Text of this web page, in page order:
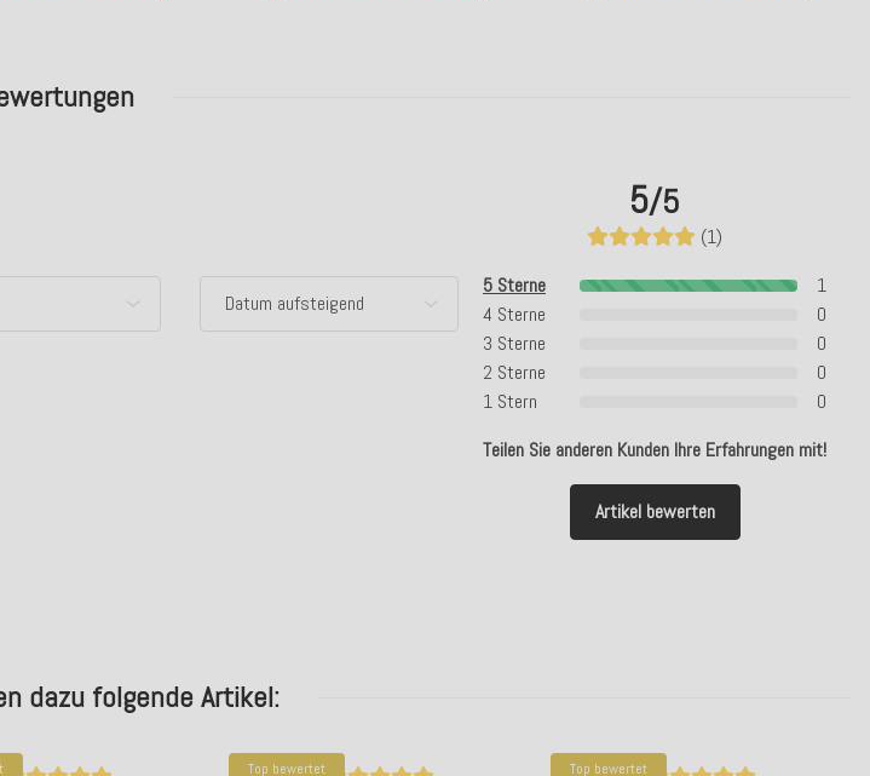
5/5
(1)
5 Sterne
1
4 Sterne
0
3 Sterne
0
2 Sterne
0
1 Stern
0
Teilen Sie anderen Kunden Ihre Erfahrungen mit!
Artikel bewerten
dazu folgende Artikel:
Top bewertet Top bewertet